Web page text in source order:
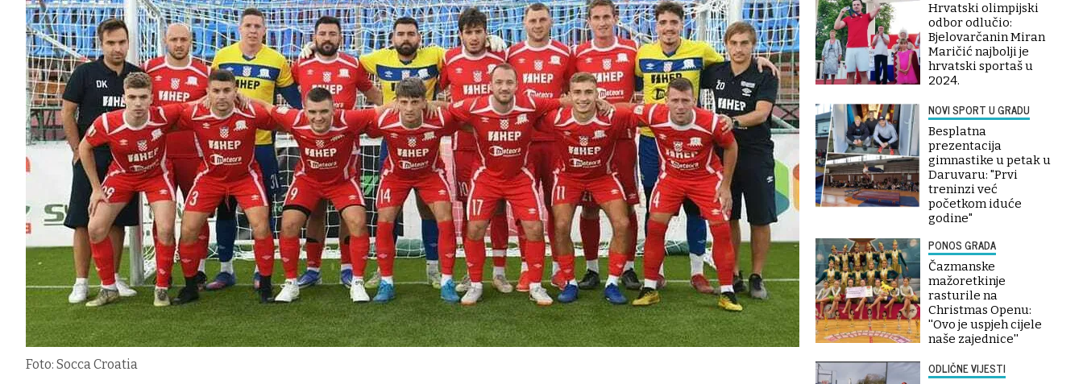
Foto: Socca Croatia
Hrvatski olimpijski
odbor odlučio:
Bjelovarčanin Miran
Maričić najbolji je
hrvatski sportaš u
2024.
NOVI SPORT U GRADU
Besplatna
prezentacija
gimnastike u petak u
Daruvaru: "Prvi
treninzi već
početkom iduće
godine"
PONOS GRADA
Čazmanske
mažoretkinje
rasturile na
Christmas Openu:
''Ovo je uspjeh cijele
naše zajednice''
ODLIČNE VIJESTI